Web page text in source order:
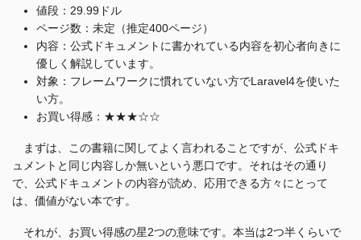
値段：29.99ドル
ページ数：未定（推定400ページ）
内容：公式ドキュメントに書かれている内容を初心者向きに
優しく解説しています。
対象：フレームワークに慣れていない方でLaravel4を使いた
い方。
お買い得感：★★★☆☆
まずは、この書籍に関してよく言われることですが、公式ドキ
ュメントと同じ内容しか無いという悪口です。それはその通り
で、公式ドキュメントの内容が読め、応用できる方々にとって
は、価値がない本です。
それが、お買い得感の星2つの意味です。本当は2つ半くらいで